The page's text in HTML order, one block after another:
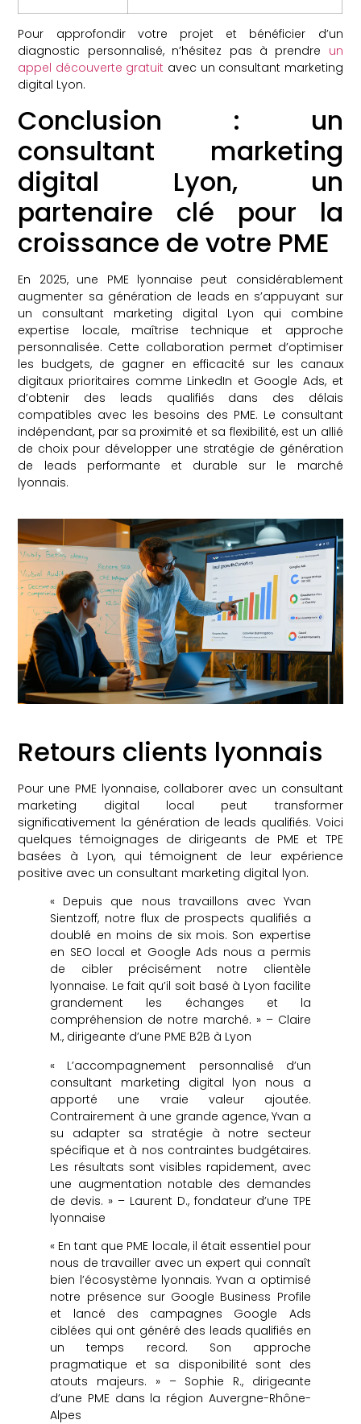
Pour approfondir votre projet et bénéficier d’un
diagnostic personnalisé, n’hésitez pas à prendre un
appel découverte gratuit avec un consultant marketing
digital Lyon.
Conclusion : un
consultant marketing
digital Lyon, un
partenaire clé pour la
croissance de votre PME
En 2025, une PME lyonnaise peut considérablement
augmenter sa génération de leads en s’appuyant sur
un consultant marketing digital Lyon qui combine
expertise locale, maîtrise technique et approche
personnalisée. Cette collaboration permet d’optimiser
les budgets, de gagner en efficacité sur les canaux
digitaux prioritaires comme LinkedIn et Google Ads, et
d’obtenir des leads qualifiés dans des délais
compatibles avec les besoins des PME. Le consultant
indépendant, par sa proximité et sa flexibilité, est un allié
de choix pour développer une stratégie de génération
de leads performante et durable sur le marché
lyonnais.
Retours clients lyonnais
Pour une PME lyonnaise, collaborer avec un consultant
marketing digital local peut transformer
significativement la génération de leads qualifiés. Voici
quelques témoignages de dirigeants de PME et TPE
basées à Lyon, qui témoignent de leur expérience
positive avec un consultant marketing digital lyon.
« Depuis que nous travaillons avec Yvan
Sientzoff, notre flux de prospects qualifiés a
doublé en moins de six mois. Son expertise
en SEO local et Google Ads nous a permis
de cibler précisément notre clientèle
lyonnaise. Le fait qu’il soit basé à Lyon facilite
grandement les échanges et la
compréhension de notre marché. » – Claire
M., dirigeante d’une PME B2B à Lyon
« L’accompagnement personnalisé d’un
consultant marketing digital lyon nous a
apporté une vraie valeur ajoutée.
Contrairement à une grande agence, Yvan a
su adapter sa stratégie à notre secteur
spécifique et à nos contraintes budgétaires.
Les résultats sont visibles rapidement, avec
une augmentation notable des demandes
de devis. » – Laurent D., fondateur d’une TPE
lyonnaise
« En tant que PME locale, il était essentiel pour
nous de travailler avec un expert qui connaît
bien l’écosystème lyonnais. Yvan a optimisé
notre présence sur Google Business Profile
et lancé des campagnes Google Ads
ciblées qui ont généré des leads qualifiés en
un temps record. Son approche
pragmatique et sa disponibilité sont des
atouts majeurs. » – Sophie R., dirigeante
d’une PME dans la région Auvergne-Rhône-
Alpes